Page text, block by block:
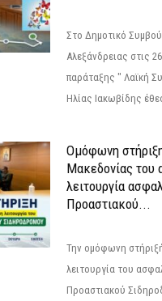
Στο Δημοτικό
Αλεξάνδρειας στις
παράταξης " Λαϊκή
Ηλίας Ιακωβίδης
Ομόφωνη
Μακεδονίας του
λειτουργία
Προαστιακού...
Την ομόφωνη
λειτουργία του
Προαστιακού